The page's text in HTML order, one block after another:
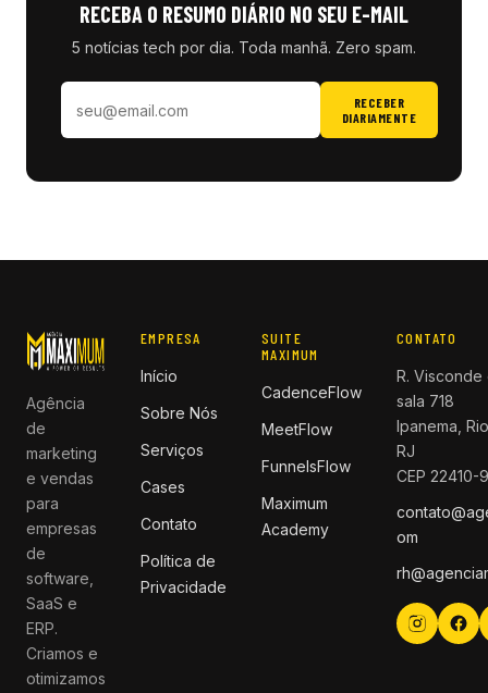
RECEBA O RESUMO DIÁRIO NO SEU E-MAIL
5 notícias tech por dia. Toda manhã. Zero spam.
RECEBER
DIARIAMENTE
Agência
de
marketing
e vendas
para
empresas
de
software,
SaaS e
ERP.
Criamos e
otimizamos
EMPRESA
Início
Sobre Nós
Serviços
Cases
Contato
Política de
Privacidade
SUITE
MAXIMUM
CadenceFlow
MeetFlow
FunnelsFlow
Maximum
Academy
CONTATO
R.
sala 718
Ipanema,
RJ
CEP 22410-
om